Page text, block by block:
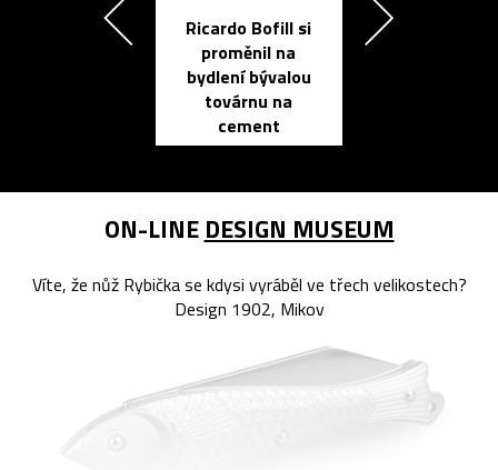
Ricardo Bofill si
proměnil na
bydlení bývalou
továrnu na
cement
ON-LINE DESIGN MUSEUM
Víte, že nůž Rybička se kdysi vyráběl ve třech velikostech?
Design 1902, Mikov